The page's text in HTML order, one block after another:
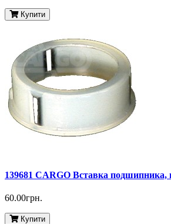
Купити
139681 CARGO Вставка подшипника,
60.00грн.
Купити